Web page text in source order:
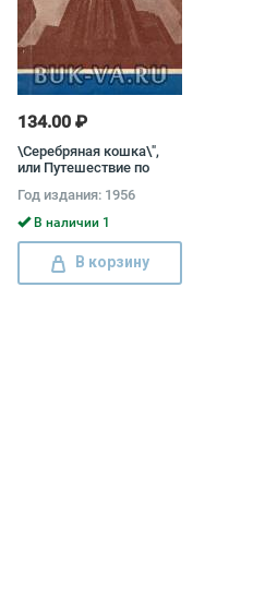
134.00 ₽
\Серебряная кошка\",
или Путешествие по
Аджубей
Год издания: 1956
В наличии 1
В корзину